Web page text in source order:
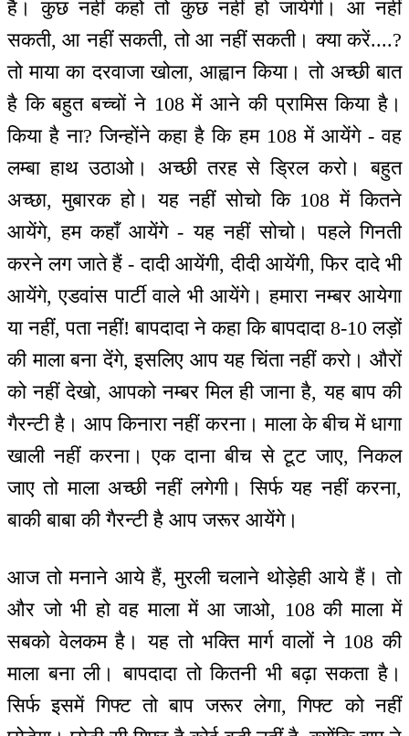
है। कुछ नहीं कहो तो कुछ नहीं हो जायेगी। आ नहीं
सकती, आ नहीं सकती, तो आ नहीं सकती। क्या करें....?
तो माया का दरवाजा खोला, आह्वान किया। तो अच्छी बात
है कि बहुत बच्चों ने 108 में आने की प्रामिस किया है।
किया है ना? जिन्होंने कहा है कि हम 108 में आयेंगे - वह
लम्बा हाथ उठाओ। अच्छी तरह से ड्रिल करो। बहुत
अच्छा, मुबारक हो। यह नहीं सोचो कि 108 में कितने
आयेंगे, हम कहाँ आयेंगे - यह नहीं सोचो। पहले गिनती
करने लग जाते हैं - दादी आयेंगी, दीदी आयेंगी, फिर दादे भी
आयेंगे, एडवांस पार्टी वाले भी आयेंगे। हमारा नम्बर आयेगा
या नहीं, पता नहीं! बापदादा ने कहा कि बापदादा 8-10 लड़ों
की माला बना देंगे, इसलिए आप यह चिंता नहीं करो। औरों
को नहीं देखो, आपको नम्बर मिल ही जाना है, यह बाप की
गैरन्टी है। आप किनारा नहीं करना। माला के बीच में धागा
खाली नहीं करना। एक दाना बीच से टूट जाए, निकल
जाए तो माला अच्छी नहीं लगेगी। सिर्फ यह नहीं करना,
बाकी बाबा की गैरन्टी है आप जरूर आयेंगे।
आज तो मनाने आये हैं, मुरली चलाने थोड़ेही आये हैं। तो
और जो भी हो वह माला में आ जाओ, 108 की माला में
सबको वेलकम है। यह तो भक्ति मार्ग वालों ने 108 की
माला बना ली। बापदादा तो कितनी भी बढ़ा सकता है।
सिर्फ इसमें गिफ्ट तो बाप जरूर लेगा, गिफ्ट को नहीं